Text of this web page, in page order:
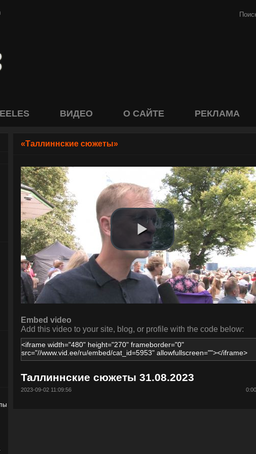
ВИДЕО О САЙТЕ РЕКЛАМА
«Таллиннские сюжеты»
Embed video
Add this video to your site, blog, or profile with the code below:
Таллиннские сюжеты 31.08.2023
2023-09-02 11:09:56